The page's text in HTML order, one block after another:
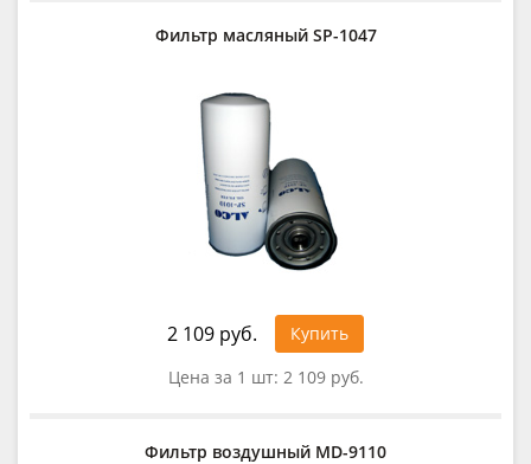
Фильтр масляный SP-1047
2 109 руб.
Купить
Цена за 1 шт: 2 109 руб.
Фильтр воздушный MD-9110